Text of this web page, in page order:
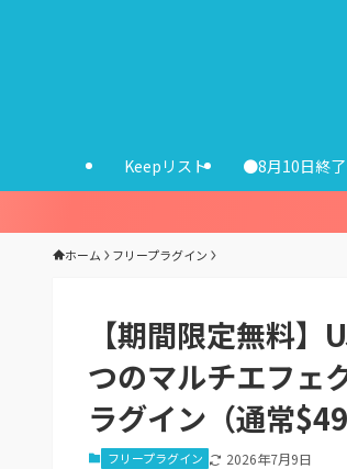
Keepリスト ●8月10日終
ホーム フリープラグイン
【期間限定無料
つのマルチエフェ
ラグイン（通常
フリープラグイン 2026年7月9日